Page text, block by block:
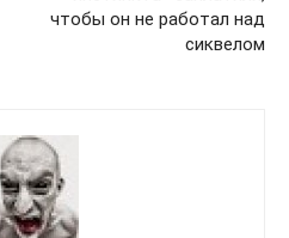
чтобы он не работал над
сиквелом